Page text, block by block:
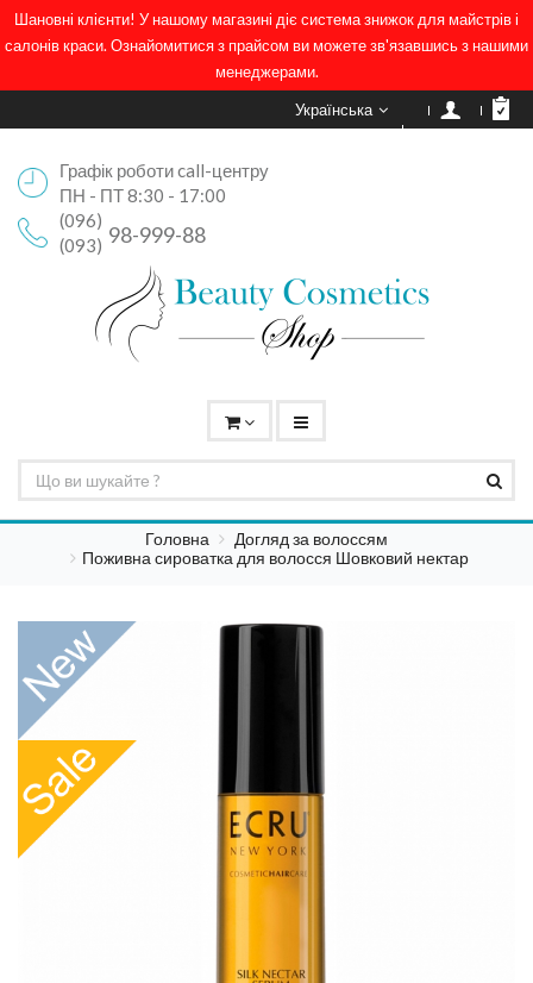
Шановні клієнти! У нашому магазині діє система знижок для майстрів і
салонів краси. Ознайомитися з прайсом ви можете зв'язавшись з нашими
менеджерами.
Українська
Графік роботи call-центру
ПН - ПТ 8:30 - 17:00
(096)
98-999-88
(093)
Головна
Догляд за волоссям
Поживна сироватка для волосся Шовковий нектар